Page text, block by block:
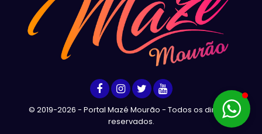
© 2019-2026 - Portal Mazé Mourão - Todos os direitos
reservados.